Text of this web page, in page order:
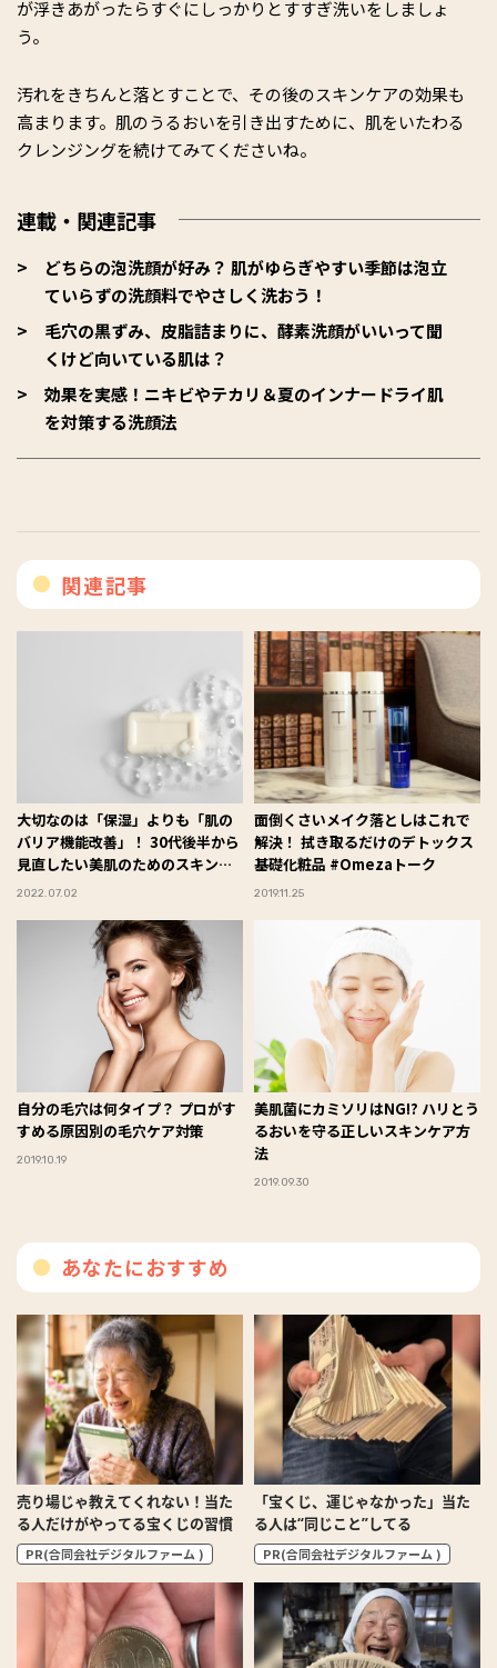
が浮きあがったらすぐにしっかりとすすぎ洗いをしましょ
う。
汚れをきちんと落とすことで、その後のスキンケアの効果も
高まります。肌のうるおいを引き出すために、肌をいたわる
クレンジングを続けてみてくださいね。
連載・関連記事
どちらの泡洗顔が好み？ 肌がゆらぎやすい季節は泡立
ていらずの洗顔料でやさしく洗おう！
毛穴の黒ずみ、皮脂詰まりに、酵素洗顔がいいって聞
くけど向いている肌は？
効果を実感！ニキビやテカリ＆夏のインナードライ肌
を対策する洗顔法
関連記事
大切なのは「保湿」よりも「肌の
バリア機能改善」！ 30代後半から
見直したい美肌のためのスキンケ
ア
2022.07.02
面倒くさいメイク落としはこれで
解決！ 拭き取るだけのデトックス
基礎化粧品 #Omezaトーク
2019.11.25
自分の毛穴は何タイプ？ プロがす
すめる原因別の毛穴ケア対策
2019.10.19
美肌菌にカミソリはNG!? ハリとう
るおいを守る正しいスキンケア方
法
2019.09.30
あなたにおすすめ
売り場じゃ教えてくれない！当た
る人だけがやってる宝くじの習慣
PR(合同会社デジタルファーム )
「宝くじ、運じゃなかった」当た
る人は“同じこと”してる
PR(合同会社デジタルファーム )